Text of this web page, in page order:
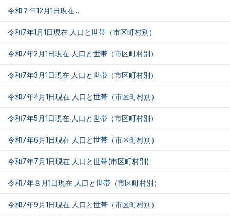
令和７年12月1日現在...
令和7年1月1日現在 人口と世帯（市区町村別）
令和7年2月1日現在 人口と世帯（市区町村別）
令和7年3月1日現在 人口と世帯（市区町村別）
令和7年4月1日現在 人口と世帯（市区町村別）
令和7年5月1日現在 人口と世帯（市区町村別）
令和7年6月1日現在 人口と世帯（市区町村別）
令和7年7月1日現在 人口と世帯(市区町村別)
令和7年８月1日現在 人口と世帯（市区町村別）
令和7年9月1日現在 人口と世帯（市区町村別）